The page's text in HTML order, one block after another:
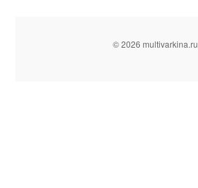
© 2026 multivarkina.ru